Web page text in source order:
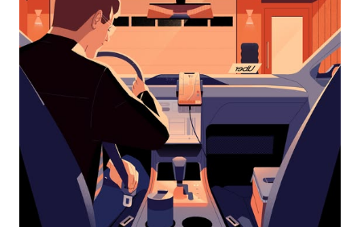
selecciona
una
fecha.
Presiona
la
tecla Esc
para
calendario.